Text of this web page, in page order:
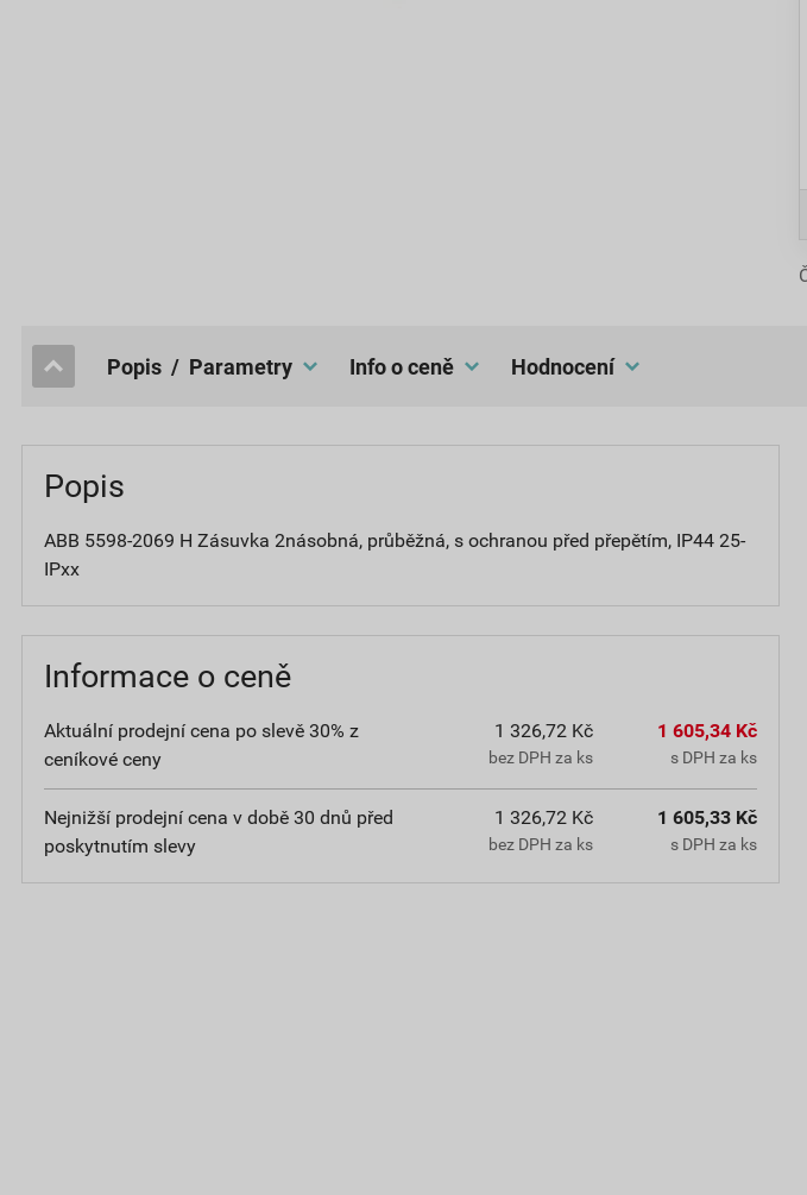
popis / Parametry Info o ceně hodnocení
Popis
ABB 5598-2069 H Zásuvka 2násobná, průběžná, s ochranou před přepětím, IP44 25-
IPxx
Informace o ceně
Aktuální prodejní cena po slevě 30% z
ceníkové ceny
1 326,72 Kč
bez DPH za ks
1 605,34 Kč
s DPH za ks
Nejnižší prodejní cena v době 30 dnů před
poskytnutím slevy
1 326,72 Kč
bez DPH za ks
1 605,33 Kč
s DPH za ks